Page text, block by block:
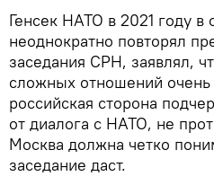
Генсек НАТО в 2021 году в
неоднократно повторял
заседания СРН, заявлял,
сложных отношений
российская сторона
от диалога с НАТО, не
Москва должна четко
заседание даст.